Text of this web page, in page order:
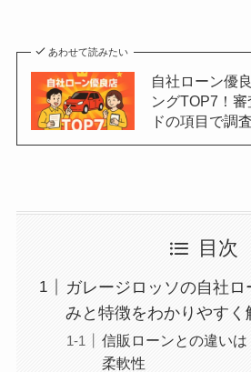
あわせて読みたい
自社ローン優
ングTOP7！
ドの項目で調査
目次
ガレージロッソの自社ロ
みと特徴をわかりやすく
信販ローンとの違い
柔軟性